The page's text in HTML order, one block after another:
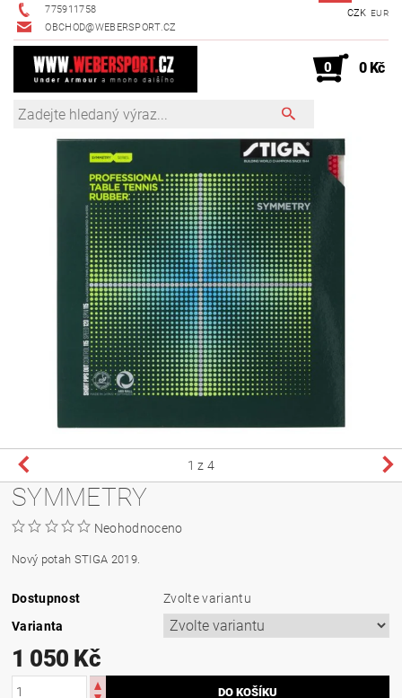
775911758
OBCHOD@WEBERSPORT.CZ
CZK EUR
0 0 Kč
1 z 4
SYMMETRY
Neohodnoceno
Nový potah STIGA 2019.
Dostupnost
Zvolte variantu
Varianta
1 050 Kč